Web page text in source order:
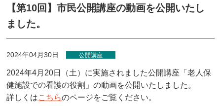
【第10回】市民公開講座の動画を公開いたし
ました。
2024年04月30日 公開講座
2024年4月20日（土）に実施されました公開講座「老人保
健施設での看護の役割」の動画を公開いたしました。
詳しくはこちらのページをご覧ください。